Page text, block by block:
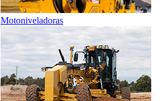
Motoniveladoras